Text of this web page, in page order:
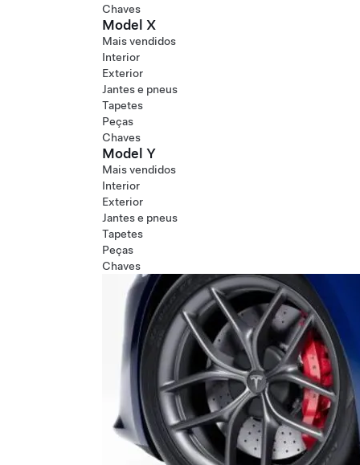
Chaves
Model X
Mais vendidos
Interior
Exterior
Jantes e pneus
Tapetes
Peças
Chaves
Model Y
Mais vendidos
Interior
Exterior
Jantes e pneus
Tapetes
Peças
Chaves